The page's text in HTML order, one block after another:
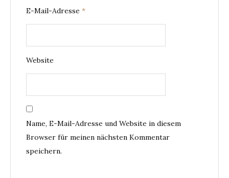
E-Mail-Adresse *
Website
Name, E-Mail-Adresse und Website in diesem
Browser für meinen nächsten Kommentar
speichern.